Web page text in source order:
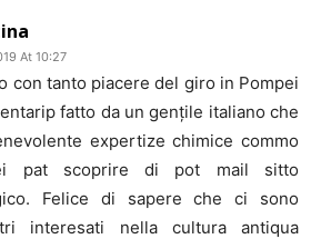
At 10:27
con tanto piacere del giro in Pompei
fatto da un gențile italiano che
expertize chimice commo
pat scoprire di pot mail sitto
Felice di sapere che ci sono
interesati nella cultura antiqua